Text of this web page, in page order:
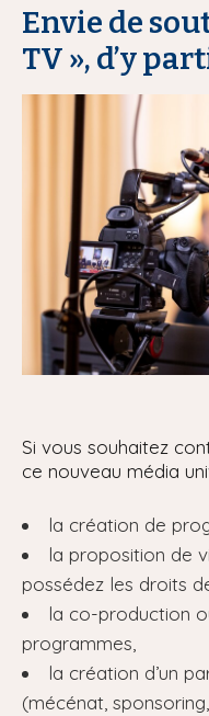
Envie de
TV », d’y
Si vous souhaitez
ce nouveau média
la création de
la proposition de
possédez les droits
la co-production
programmes,
la création d’un
(mécénat,